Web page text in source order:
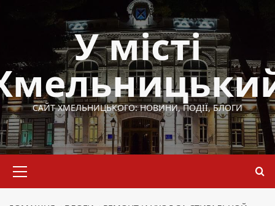
У місті
САЙТ ХМЕЛЬНИЦЬКОГО: НОВИНИ, ПОДІЇ, БЛОГИ
меню